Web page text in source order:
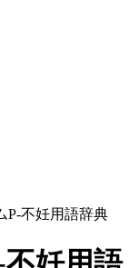
P-不妊用語辞典